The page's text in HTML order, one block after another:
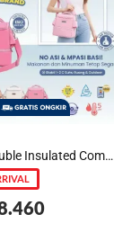
Sling Double Insulated Compartment Cappucino Black, Creamy, Salem, Chocolate